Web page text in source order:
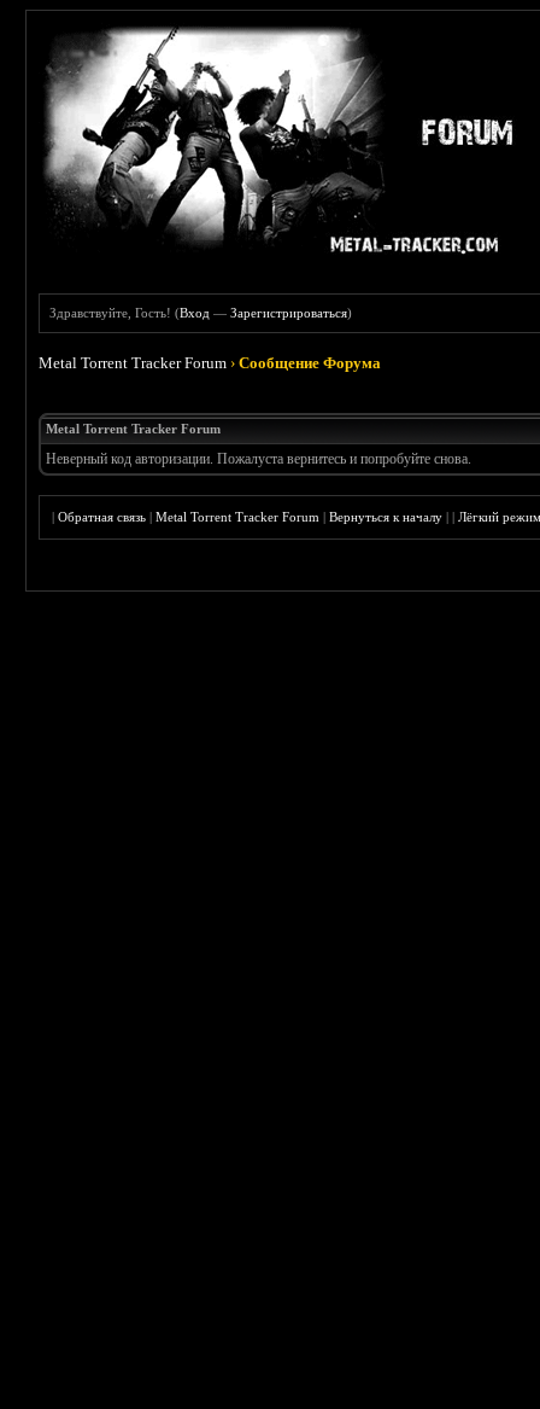
Здравствуйте, Гость! (Вход —Зарегистрироваться)
Metal Torrent Tracker Forum ›Сообщение Форума
Metal Torrent Tracker Forum
Неверный код авторизации. Пожалуста вернитесь и попробуйте снова.
|Обратная связь |Metal Torrent Tracker Forum |Вернуться к началу ||Лёгкий